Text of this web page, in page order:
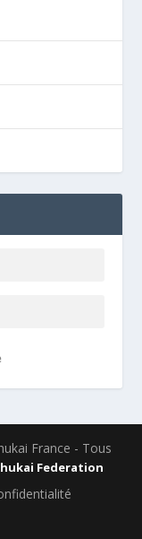
France - Tous
Federation